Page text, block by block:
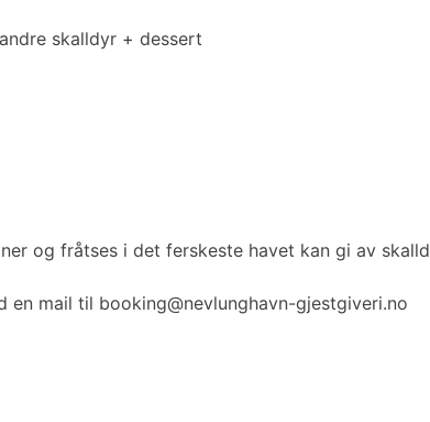
skalldyr + dessert
og fråtses i det ferskeste havet kan gi av
en mail til booking@nevlunghavn-gjestgiveri.no